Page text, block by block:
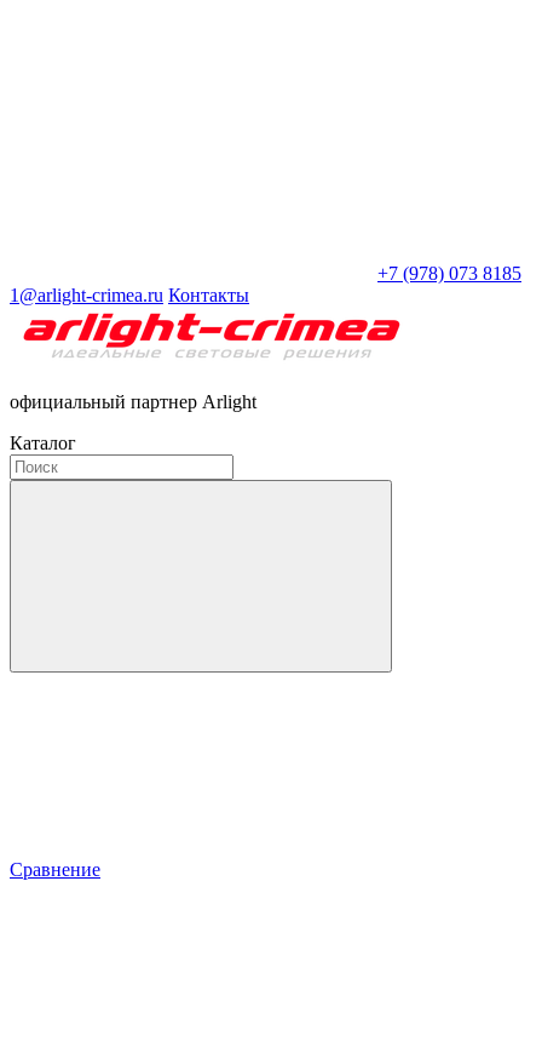
+7 (978) 073 8185
1@arlight-crimea.ru Контакты
официальный партнер Arlight
Каталог
Сравнение